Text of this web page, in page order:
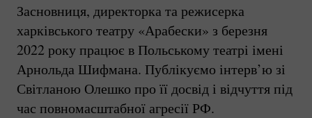
Засновниця, директорка та режисерка
харківського театру «Арабески» з березня
2022 року працює в Польському театрі імені
Арнольда Шифмана. Публікуємо інтерв’ю зі
Світланою Олешко про її досвід і відчуття під
час повномасштабної агресії РФ.